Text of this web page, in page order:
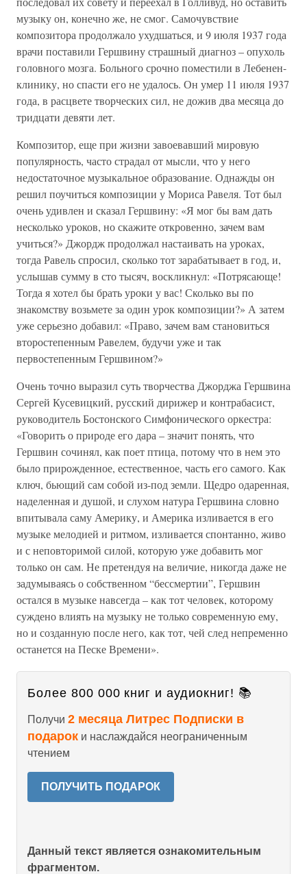
музыку он, конечно же, не смог. Самочувствие
композитора продолжало ухудшаться, и 9 июля 1937 года
врачи поставили Гершвину страшный диагноз – опухоль
головного мозга. Больного срочно поместили в Лебенен-
клинику, но спасти его не удалось. Он умер 11 июля 1937
года, в расцвете творческих сил, не дожив два месяца до
тридцати девяти лет.
Композитор, еще при жизни завоевавший мировую
популярность, часто страдал от мысли, что у него
недостаточное музыкальное образование. Однажды он
решил поучиться композиции у Мориса Равеля. Тот был
очень удивлен и сказал Гершвину: «Я мог бы вам дать
несколько уроков, но скажите откровенно, зачем вам
учиться?» Джордж продолжал настаивать на уроках,
тогда Равель спросил, сколько тот зарабатывает в год, и,
услышав сумму в сто тысяч, воскликнул: «Потрясающе!
Тогда я хотел бы брать уроки у вас! Сколько вы по
знакомству возьмете за один урок композиции?» А затем
уже серьезно добавил: «Право, зачем вам становиться
второстепенным Равелем, будучи уже и так
первостепенным Гершвином?»
Очень точно выразил суть творчества Джорджа Гершвина
Сергей Кусевицкий, русский дирижер и контрабасист,
руководитель Бостонского Симфонического оркестра:
«Говорить о природе его дара – значит понять, что
Гершвин сочинял, как поет птица, потому что в нем это
было прирожденное, естественное, часть его самого. Как
ключ, бьющий сам собой из-под земли. Щедро одаренная,
наделенная и душой, и слухом натура Гершвина словно
впитывала саму Америку, и Америка изливается в его
музыке мелодией и ритмом, изливается спонтанно, живо
и с неповторимой силой, которую уже добавить мог
только он сам. Не претендуя на величие, никогда даже не
задумываясь о собственном “бессмертии”, Гершвин
остался в музыке навсегда – как тот человек, которому
суждено влиять на музыку не только современную ему,
но и созданную после него, как тот, чей след непременно
останется на Песке Времени».
Более 800 000 книг и аудиокниг! 📚
Получи 2 месяца Литрес Подписки в
подарок и наслаждайся неограниченным
чтением
ПОЛУЧИТЬ ПОДАРОК
Данный текст является ознакомительным
фрагментом.